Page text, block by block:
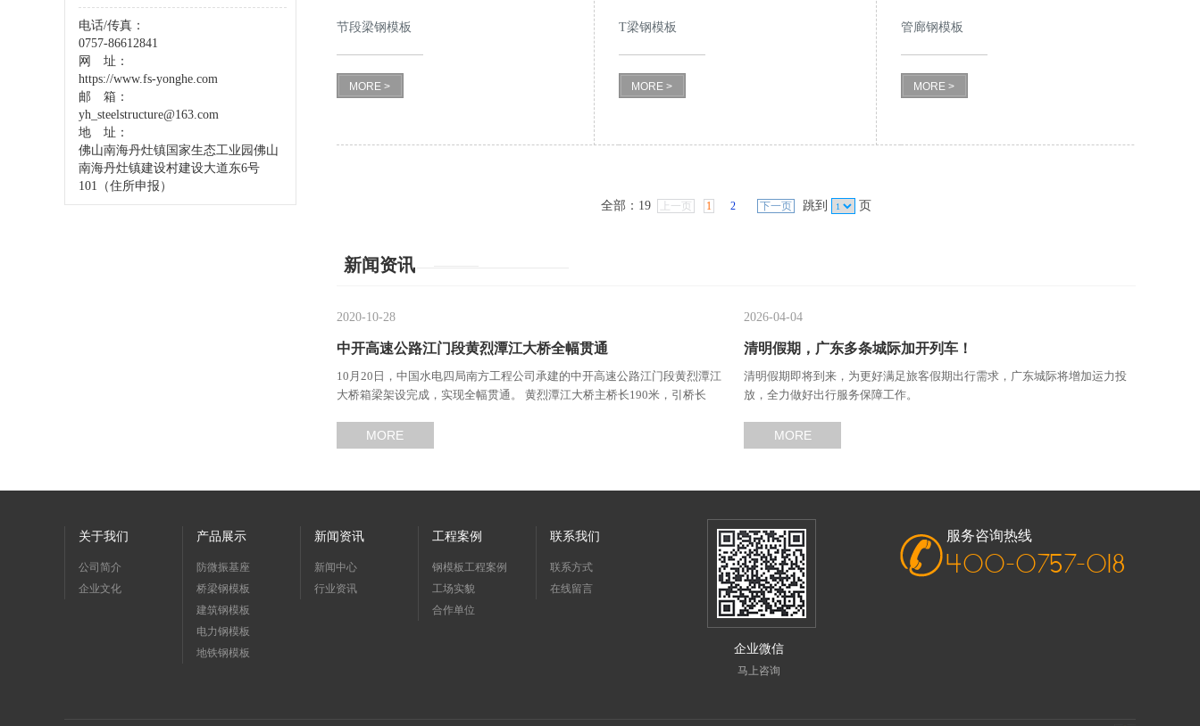
电话/传真：
0757-86612841
网 址：
https://www.fs-yonghe.com
邮 箱：
yh_steelstructure@163.com
地 址：
佛山南海丹灶镇国家生态工业园 佛山
南海丹灶镇建设村建设大道东6号
101（住所申报）
节段梁钢模板
MORE >
T梁钢模板
MORE >
管廊钢模板
MORE >
全部：19 上一页 1 2 下一页 跳到 页
新闻资讯
2020-10-28
中开高速公路江门段黄烈潭江大桥全幅贯通
10月20日，中国水电四局南方工程公司承建的中开高速公路江门段黄烈潭江
大桥箱梁架设完成，实现全幅贯通。 黄烈潭江大桥主桥长190米，引桥长
桥宽16.25米，共架设箱梁140片。
MORE
2026-04-04
清明假期，广东多条城际加开列车！
清明假期即将到来，为更好满足旅客假期出行需求，广东城际将增加运力投
放，全力做好出行服务保障工作。
MORE
关于我们
公司简介
企业文化
产品展示
防微振基座
桥梁钢模板
建筑钢模板
电力钢模板
地铁钢模板
新闻资讯
新闻中心
行业资讯
工程案例
钢模板工程案例
工场实貌
合作单位
联系我们
联系方式
在线留言
企业微信
马上咨询
服务咨询热线
400-0757-018